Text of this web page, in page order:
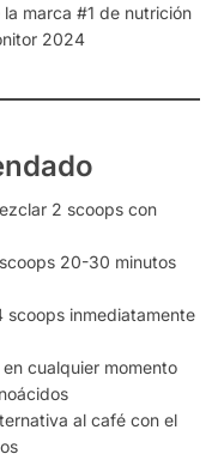
marca #1 de nutrición
2024
2 scoops con
20-30 minutos
scoops inmediatamente
cualquier momento
al café con el